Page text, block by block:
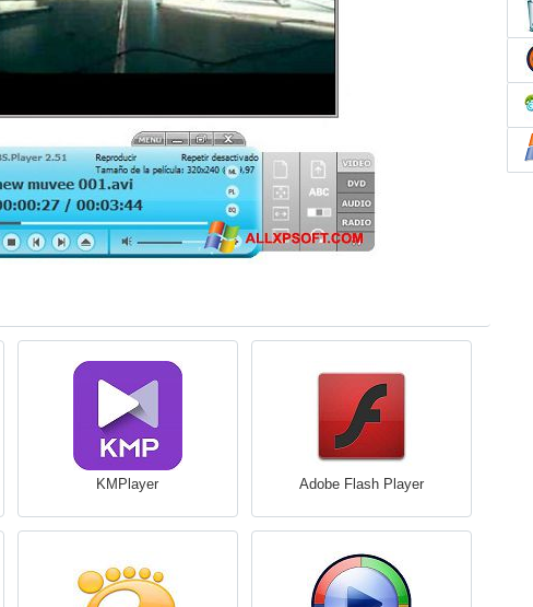
KMPlayer Adobe Flash Player